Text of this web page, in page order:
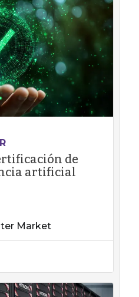
de
artificial
Market